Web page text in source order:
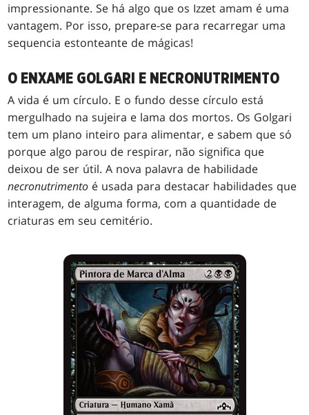
impressionante. Se há algo que os Izzet amam é uma
vantagem. Por isso, prepare-se para recarregar uma
sequencia estonteante de mágicas!
O ENXAME GOLGARI E NECRONUTRIMENTO
A vida é um círculo. E o fundo desse círculo está
mergulhado na sujeira e lama dos mortos. Os Golgari
tem um plano inteiro para alimentar, e sabem que só
porque algo parou de respirar, não significa que
deixou de ser útil. A nova palavra de habilidade
necronutrimento é usada para destacar habilidades que
interagem, de alguma forma, com a quantidade de
criaturas em seu cemitério.